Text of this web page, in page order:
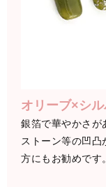
オリーブ×シ
銀箔で華やかさが
ストーン等の凹
方にもお勧めです